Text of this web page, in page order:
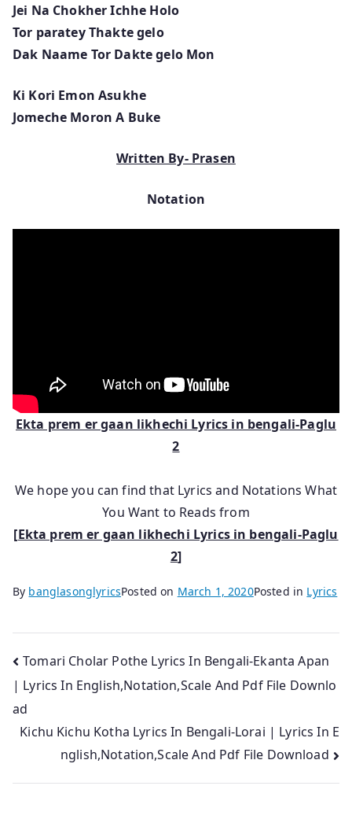
Jei Na Chokher Ichhe Holo
Tor paratey Thakte gelo
Dak Naame Tor Dakte gelo Mon
Ki Kori Emon Asukhe
Jomeche Moron A Buke
Written By- Prasen
Notation
Ekta prem er gaan likhechi Lyrics in bengali-Paglu
2
We hope you can find that Lyrics and Notations What
You Want to Reads from
[Ekta prem er gaan likhechi Lyrics in bengali-Paglu
2]
By banglasonglyricsPosted on March 1, 2020Posted in Lyrics
Post
navigation
Tomari Cholar Pothe Lyrics In Bengali-Ekanta Apan
| Lyrics In English,Notation,Scale And Pdf File Downlo
ad
Kichu Kichu Kotha Lyrics In Bengali-Lorai | Lyrics In E
nglish,Notation,Scale And Pdf File Download